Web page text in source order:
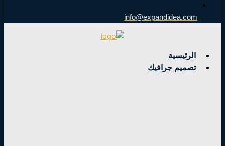
info@expandidea.com
الرئيسية
تصميم جرافيك